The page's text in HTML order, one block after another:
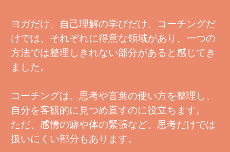
ヨガだけ、自己理解の学びだけ、コーチングだ
けでは、それぞれに得意な領域があり、一つの
方法では整理しきれない部分があると感じてき
ました。
コーチングは、思考や言葉の使い方を整理し、
自分を客観的に見つめ直すのに役立ちます。
ただ、感情の癖や体の緊張など、思考だけでは
扱いにくい部分もあります。